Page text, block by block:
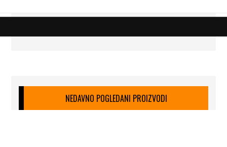
NEDAVNO POGLEDANI PROIZVODI